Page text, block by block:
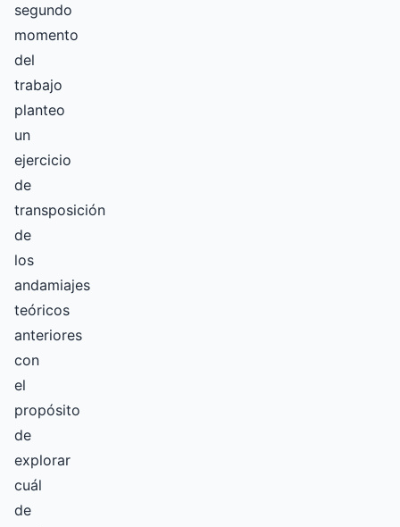
segundo
momento
del
trabajo
planteo
un
ejercicio
de
transposición
de
los
andamiajes
teóricos
anteriores
con
el
propósito
de
explorar
cuál
de